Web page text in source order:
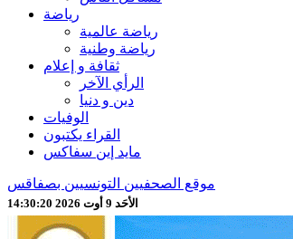
رياضة
رياضة عالمية
رياضة وطنية
ثقافة و إعلام
الرأي الآخر
دين و دنيا
الوفيات
القراء يكتبون
مايد إين سفاكس
موقع الصحفيين التونسيين بصفاقس
الأحَد 9 أوت 2026 14:30:22